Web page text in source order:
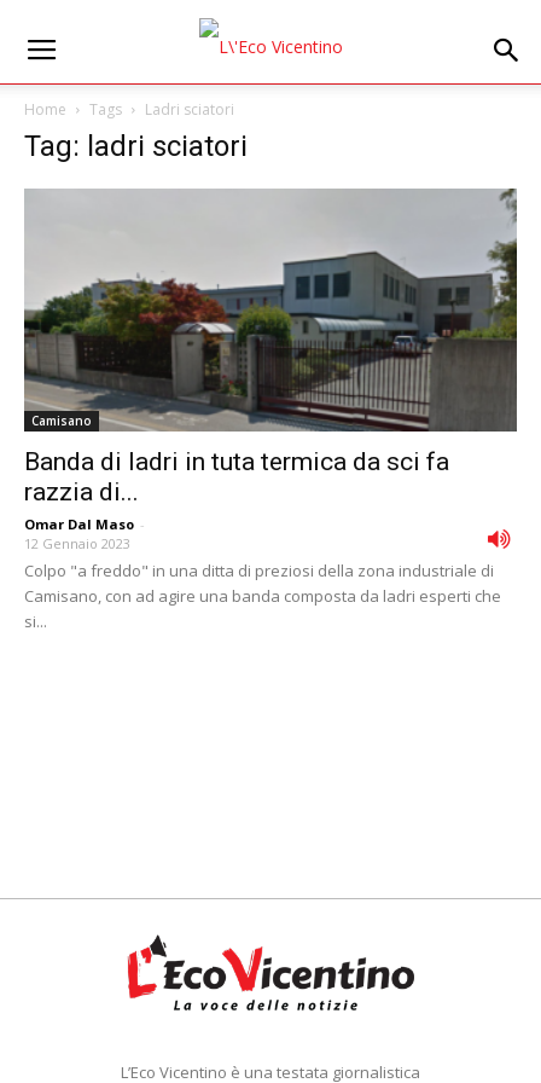
Home Tags Ladri sciatori
Tag: ladri sciatori
Camisano
Banda di ladri in tuta termica da sci fa
razzia di...
Omar Dal Maso -
12 Gennaio 2023
Colpo "a freddo" in una ditta di preziosi della zona industriale di
Camisano, con ad agire una banda composta da ladri esperti che
si...
L’Eco Vicentino è una testata giornalistica